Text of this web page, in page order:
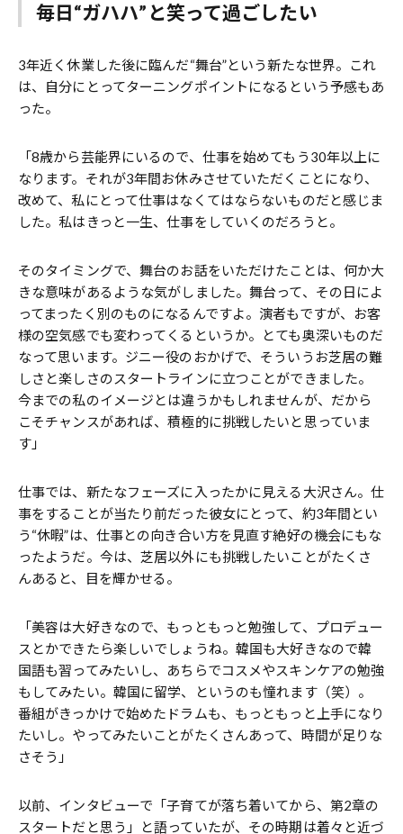
毎日“ガハハ”と笑って過ごしたい
3年近く休業した後に臨んだ“舞台”という新たな世界。これ
は、自分にとってターニングポイントになるという予感もあ
った。
「8歳から芸能界にいるので、仕事を始めてもう30年以上に
なります。それが3年間お休みさせていただくことになり、
改めて、私にとって仕事はなくてはならないものだと感じま
した。私はきっと一生、仕事をしていくのだろうと。
そのタイミングで、舞台のお話をいただけたことは、何か大
きな意味があるような気がしました。舞台って、その日によ
ってまったく別のものになるんですよ。演者もですが、お客
様の空気感でも変わってくるというか。とても奥深いものだ
なって思います。ジニー役のおかげで、そういうお芝居の難
しさと楽しさのスタートラインに立つことができました。
今までの私のイメージとは違うかもしれませんが、だから
こそチャンスがあれば、積極的に挑戦したいと思っていま
す」
仕事では、新たなフェーズに入ったかに見える大沢さん。仕
事をすることが当たり前だった彼女にとって、約3年間とい
う“休暇”は、仕事との向き合い方を見直す絶好の機会にもな
ったようだ。今は、芝居以外にも挑戦したいことがたくさ
んあると、目を輝かせる。
「美容は大好きなので、もっともっと勉強して、プロデュー
スとかできたら楽しいでしょうね。韓国も大好きなので韓
国語も習ってみたいし、あちらでコスメやスキンケアの勉強
もしてみたい。韓国に留学、というのも憧れます（笑）。
番組がきっかけで始めたドラムも、もっともっと上手になり
たいし。やってみたいことがたくさんあって、時間が足りな
さそう」
以前、インタビューで「子育てが落ち着いてから、第2章の
スタートだと思う」と語っていたが、その時期は着々と近づ